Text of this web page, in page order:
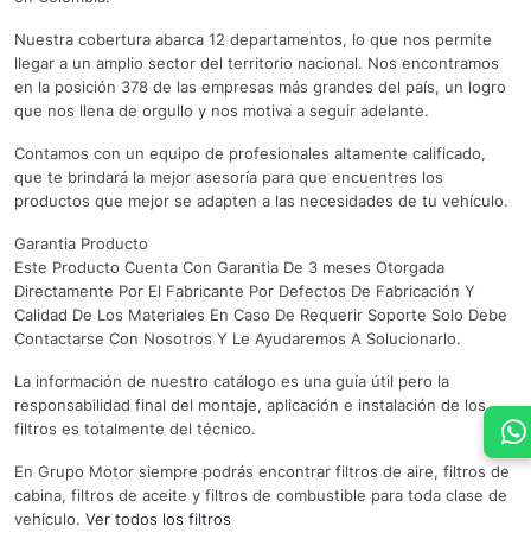
Nuestra cobertura abarca 12 departamentos, lo que nos permite
llegar a un amplio sector del territorio nacional. Nos encontramos
en la posición 378 de las empresas más grandes del país, un logro
que nos llena de orgullo y nos motiva a seguir adelante.
Contamos con un equipo de profesionales altamente calificado,
que te brindará la mejor asesoría para que encuentres los
productos que mejor se adapten a las necesidades de tu vehículo.
Garantia Producto
Este Producto Cuenta Con Garantia De 3 meses Otorgada
Directamente Por El Fabricante Por Defectos De Fabricación Y
Calidad De Los Materiales En Caso De Requerir Soporte Solo Debe
Contactarse Con Nosotros Y Le Ayudaremos A Solucionarlo.
La información de nuestro catálogo es una guía útil pero la
responsabilidad final del montaje, aplicación e instalación de los
filtros es totalmente del técnico.
En Grupo Motor siempre podrás encontrar filtros de aire, filtros de
cabina, filtros de aceite y filtros de combustible para toda clase de
vehículo. Ver todos los filtros